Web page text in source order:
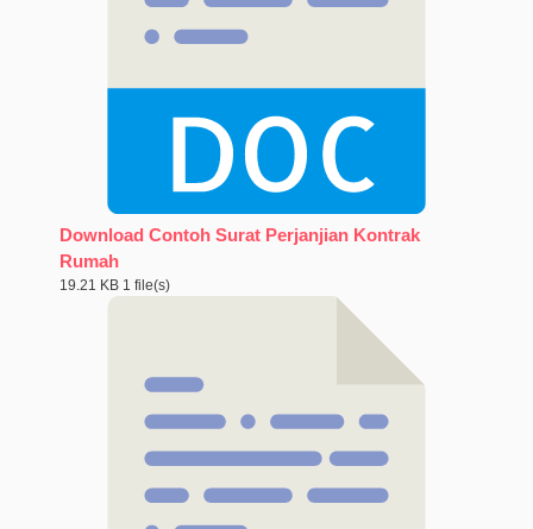
Download Contoh Surat Perjanjian Kontrak
Rumah
19.21 KB 1 file(s)